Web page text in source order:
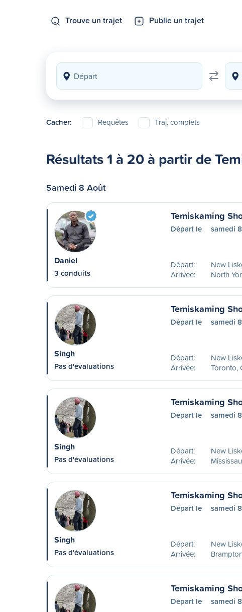
Trouve un trajet Publie un trajet
Cacher: Requêtes Traj. complets
Résultats 1 à 20 à partir de
Samedi 8 Août
Daniel
3 conduits
Temiskaming
Départ le samedi
Départ:
New
Arrivée:
North
Singh
Pas d'évaluations
Temiskaming
Départ le samedi
Départ:
New
Arrivée:
Toronto,
Singh
Pas d'évaluations
Temiskaming
Départ le samedi
Départ:
New
Arrivée:
Singh
Pas d'évaluations
Temiskaming
Départ le samedi
Départ:
New
Arrivée:
Temiskaming
Départ le samedi